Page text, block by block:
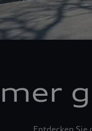
Entdecken Sie